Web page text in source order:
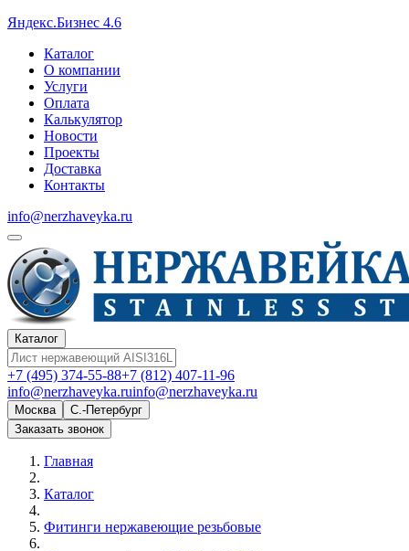
Яндекс.Бизнес 4.6
Каталог
О компании
Услуги
Оплата
Калькулятор
Новости
Проекты
Доставка
Контакты
info@nerzhaveyka.ru
Каталог
+7 (495) 374-55-88+7 (812) 407-11-96
info@nerzhaveyka.ruinfo@nerzhaveyka.ru
Москва
С.-Петербург
Заказать звонок
Главная
Каталог
Фитинги нержавеющие резьбовые